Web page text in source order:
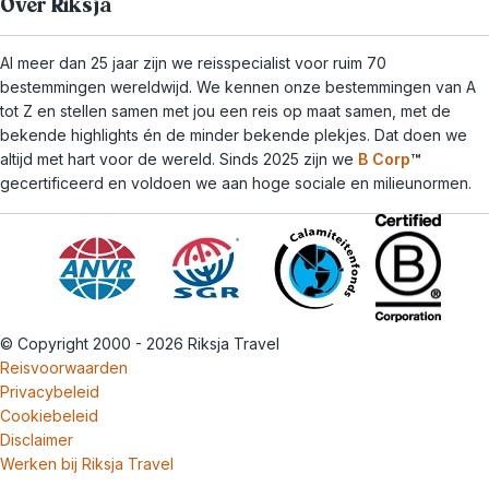
Over Riksja
Al meer dan 25 jaar zijn we reisspecialist voor ruim 70
bestemmingen wereldwijd. We kennen onze bestemmingen van A
tot Z en stellen samen met jou een reis op maat samen, met de
bekende highlights én de minder bekende plekjes. Dat doen we
altijd met hart voor de wereld. Sinds 2025 zijn we B Corp™
gecertificeerd en voldoen we aan hoge sociale en milieunormen.
© Copyright 2000 - 2026 Riksja Travel
Reisvoorwaarden
Privacybeleid
Cookiebeleid
Disclaimer
Werken bij Riksja Travel